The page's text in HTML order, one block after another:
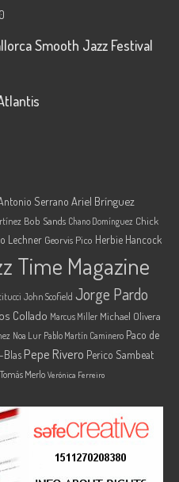
0
Smooth Jazz Festival
Serrano Ariel Brínguez
Bob Sands Chano Domínguez Chick
Lechner Georvis Pico Herbie Hancock
Time Magazine
John Scofield Jorge Pardo
Collado Marcus Miller Michael Olivera
Noa Lur Pablo Martín Caminero Paco de
Blas Pepe Rivero Perico Sambeat
Tomás Merlo Verónica Ferreiro